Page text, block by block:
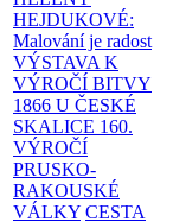
HEJDUKOVÉ:
Malování je radost
VÝSTAVA K
VÝROČÍ BITVY
1866 U ČESKÉ
SKALICE 160.
VÝROČÍ
PRUSKO-
RAKOUSKÉ
VÁLKY CESTA